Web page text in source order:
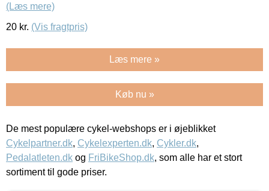
(Læs mere)
20 kr. (Vis fragtpris)
Læs mere »
Køb nu »
De mest populære cykel-webshops er i øjeblikket
Cykelpartner.dk, Cykelexperten.dk, Cykler.dk,
Pedalatleten.dk og FriBikeShop.dk, som alle har et stort
sortiment til gode priser.